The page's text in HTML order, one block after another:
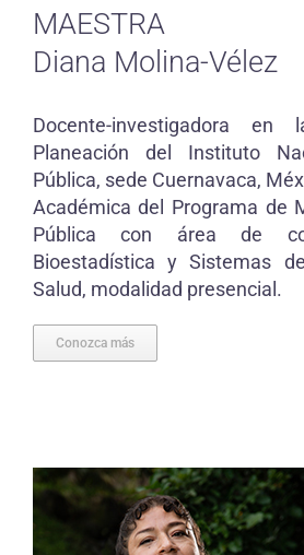
MAESTRA
Diana Molina-Vélez
Docente-investigadora
Planeación del Instituto
Pública, sede Cuernavaca,
Académica del Programa de
Pública con área de
Bioestadística y Sistemas
Salud, modalidad presencial.
Conozca más